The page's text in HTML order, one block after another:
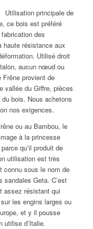
Utilisation principale de
ce bois est préféré
des
haute résistance aux
Utilisé droit
aucun nœud ou
Frêne provient de
vallée du Giffre, pièces
bois. Nous achetons
nos exigences.
ou au Bambou, le
à la princesse
qu’il produit de
utilisation est très
connu sous le nom de
Geta. C’est
assez résistant qui
les engins larges ou
et y il pousse
utilise d’Italie.